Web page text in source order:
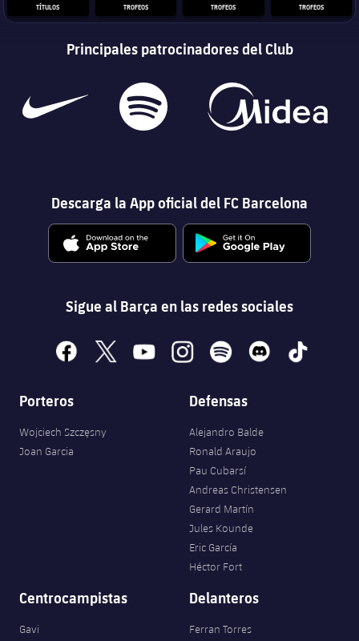
TÍTULOS TROFEOS TROFEOS TROFEOS
Principales patrocinadores del Club
Descarga la App oficial del FC Barcelona
Sigue al Barça en las redes sociales
facebook
x youtubeinstagramspotify discord tiktok
Porteros
Wojciech Szczęsny
Joan Garcia
Defensas
Alejandro Balde
Ronald Araujo
Pau Cubarsí
Andreas Christensen
Gerard Martín
Jules Kounde
Eric García
Héctor Fort
Centrocampistas
Gavi
Delanteros
Ferran Torres